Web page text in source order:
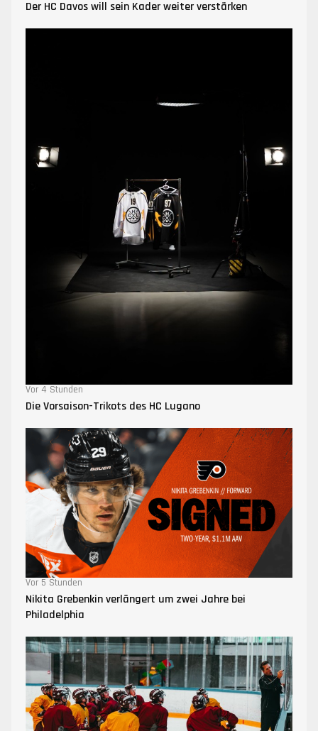
Der HC Davos will sein Kader weiter verstärken
Vor 4 Stunden
Die Vorsaison-Trikots des HC Lugano
Vor 5 Stunden
Nikita Grebenkin verlängert um zwei Jahre bei
Philadelphia